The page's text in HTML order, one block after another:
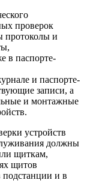
проверок
протоколы и
в паспорте-
и паспорте-
записи, а
и монтажные
устройств
должны
щиткам,
щитов
подстанции и в